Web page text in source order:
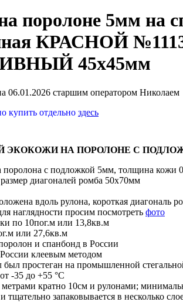
поролоне 5мм на
КРАСНОЙ
45х45мм
06.01.2026 старшим оператором Николаем
купить отдельно здесь
ЭКОКОЖИ НА ПОРОЛОНЕ С
с подложкой 5мм, толщина кожи
диагоналей ромба 50х70мм
вдоль рулона, короткая диагональ
наглядности просим посмотреть фото
по 10пог.м или 13,8кв.м
или 27,6кв.м
и спанбонд в России
клеевым методом
был простеган на промышленной
-35 до +55 °С
кратно 10см и рулонами;
тщательно запаковывается в несколько